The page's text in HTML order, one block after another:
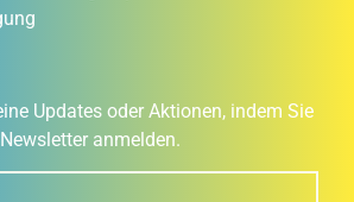
Updates oder Aktionen, indem Sie
anmelden.